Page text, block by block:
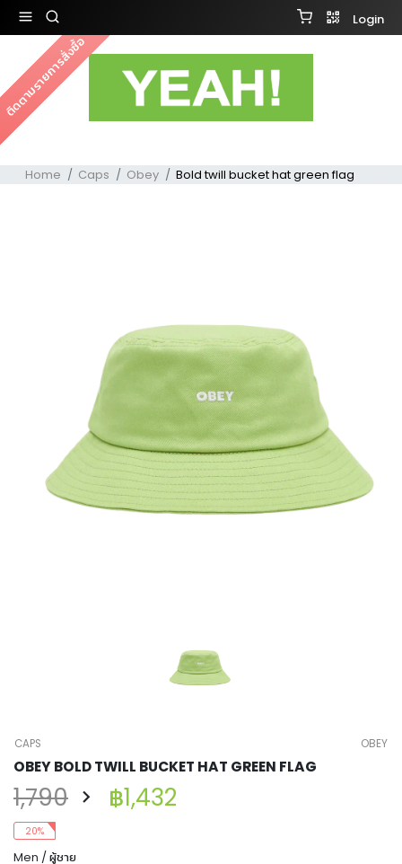
Login
ติดตามรายการสั่งซื้อ
Home Caps Obey Bold twill bucket hat green flag
CAPS OBEY
OBEY BOLD TWILL BUCKET HAT GREEN FLAG
1,790 ฿1,432
20%
Men / ผู้ชาย